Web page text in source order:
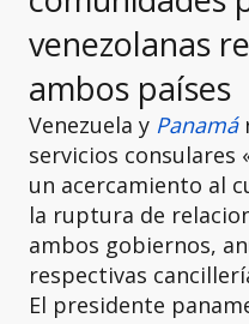
venezolanas
ambos países
Venezuela y Panamá
servicios consulares
un acercamiento al
la ruptura de
ambos gobiernos,
respectivas
El presidente